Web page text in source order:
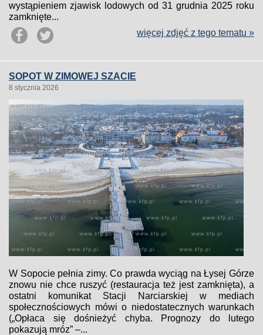
wystąpieniem zjawisk lodowych od 31 grudnia 2025 roku
zamknięte...
więcej zdjęć z tego tematu »
SOPOT W ZIMOWEJ SZACIE
8 stycznia 2026
W Sopocie pełnia zimy. Co prawda wyciąg na Łysej Górze
znowu nie chce ruszyć (restauracja też jest zamknięta), a
ostatni komunikat Stacji Narciarskiej w mediach
społecznościowych mówi o niedostatecznych warunkach
(„Opłaca się dośnieżyć chyba. Prognozy do lutego
pokazują mróz” –...